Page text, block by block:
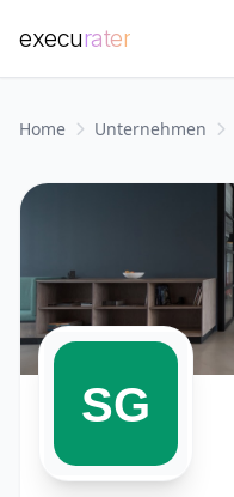
execurater
Home Unternehmen